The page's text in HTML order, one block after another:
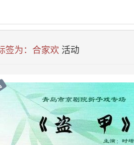
签为：合家欢 活动